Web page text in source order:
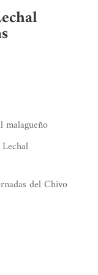
malagueño
del Chivo